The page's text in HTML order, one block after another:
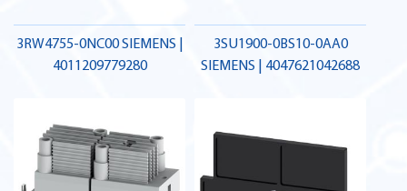
3RW4755-0NC00 SIEMENS |
4011209779280
3SU1900-0BS10-0AA0
SIEMENS | 4047621042688